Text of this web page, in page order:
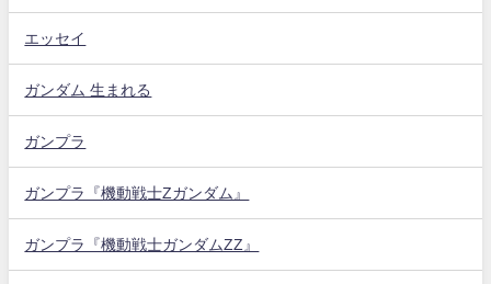
エッセイ
ガンダム 生まれる
ガンプラ
ガンプラ『機動戦士Zガンダム』
ガンプラ『機動戦士ガンダムZZ』